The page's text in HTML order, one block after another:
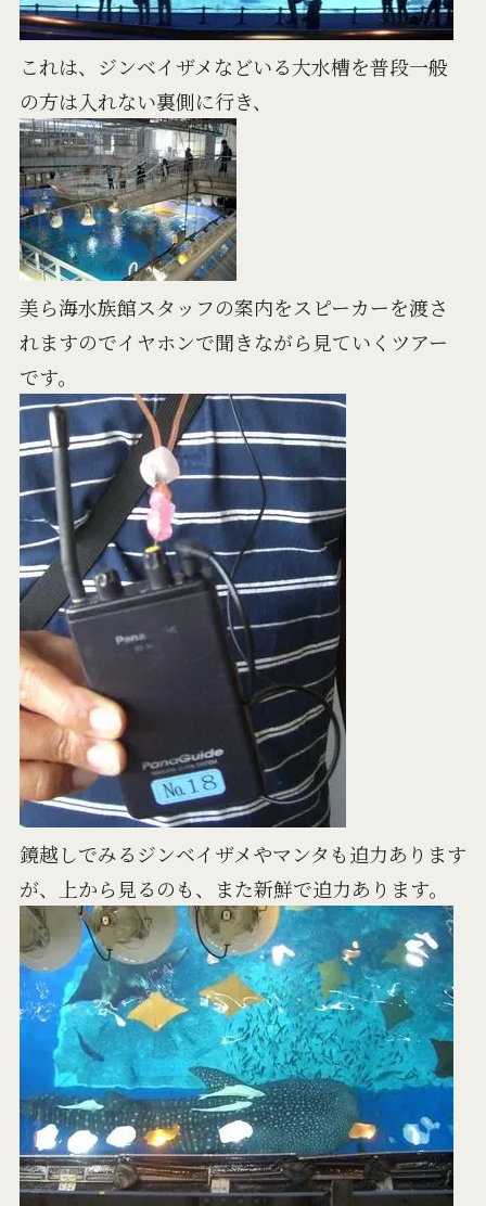
これは、ジンベイザメなどいる大水槽を普段一般
の方は入れない裏側に行き、
美ら海水族館スタッフの案内をスピーカーを渡さ
れますのでイヤホンで聞きながら見ていくツアー
です。
鏡越しでみるジンベイザメやマンタも迫力あります
が、上から見るのも、また新鮮で迫力あります。